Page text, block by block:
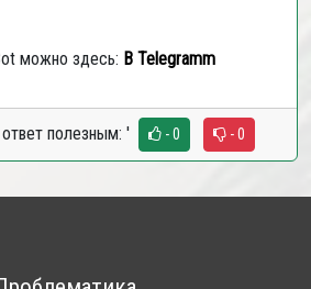
можно здесь: В Telegramm
полезным: ' - 0 - 0